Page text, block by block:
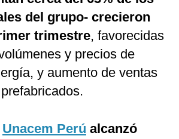
del grupo- crecieron
trimestre, favorecidas
y precios de
y aumento de ventas
Unacem Perú alcanzó